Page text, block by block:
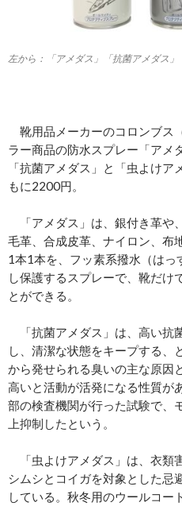
左から：「アメダス」「抗菌アメダス」
靴用品メーカーのコロンブス
ラー商品の防水スプレー「アメ
「抗菌アメダス」と「虫よけ
もに2200円。
「アメダス」は、銀付き革や
毛革、合成皮革、ナイロン、布
1本1本を、フッ素系撥水（は
し保護するスプレーで、靴だけ
とができる。
「抗菌アメダス」は、高い抗
し、清潔な状態をキープする、
から発せられる臭いの主な原因
高いと活動が活発になる性質が
部の検査機関が行った試験で、
上抑制したという。
「虫よけアメダス」は、衣類
シムシとコイガを対象とした忌
している。秋冬用のウールコー